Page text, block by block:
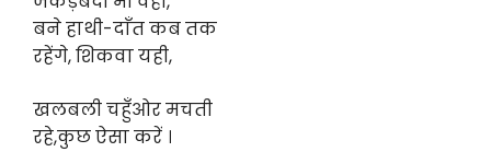
बने हाथी-दाँत कब तक
रहेंगे, शिकवा यही,
खलबली चहुँओर मचती
रहे,कुछ ऐसा करें ।